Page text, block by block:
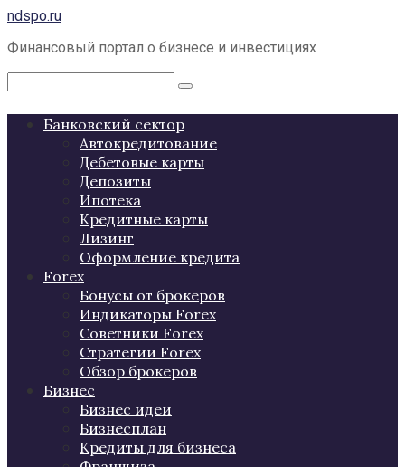
Перейти
контенту
ndspo.ru
Финансовый портал о бизнесе и инвестициях
Поиск:
Банковский сектор
Автокредитование
Дебетовые карты
Депозиты
Ипотека
Кредитные карты
Лизинг
Оформление кредита
Forex
Бонусы от брокеров
Индикаторы Forex
Советники Forex
Стратегии Forex
Обзор брокеров
Бизнес
Бизнес идеи
Бизнесплан
Кредиты для бизнеса